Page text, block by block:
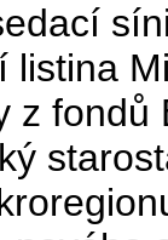
listina
z